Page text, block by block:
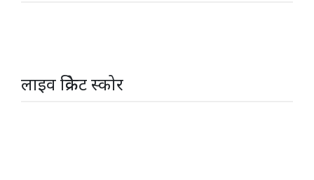
लाइव क्रिकेट स्कोर